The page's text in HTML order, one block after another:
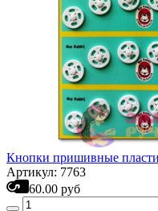
Кнопки пришивные
Артикул: 7763
60.00 руб